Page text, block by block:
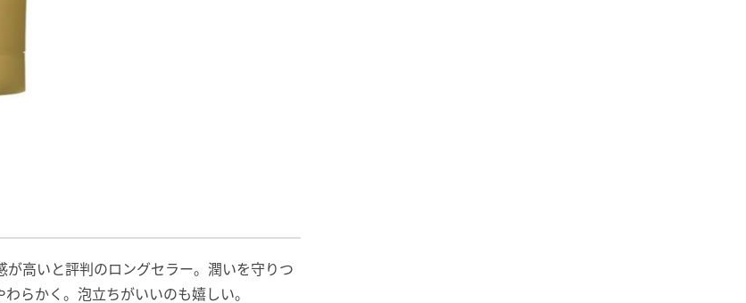
高いと評判のロングセラー。潤いを守りつ
らかく。泡立ちがいいのも嬉しい。